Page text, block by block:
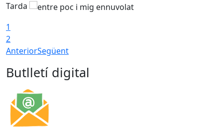
Tarda
1
2
AnteriorSegüent
Butlletí digital